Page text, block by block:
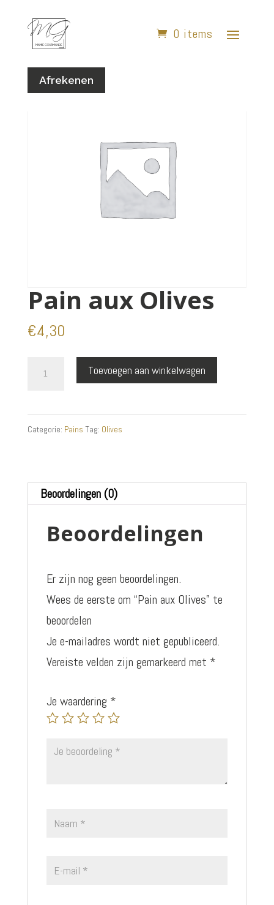
0 items
Afrekenen
Home/Pains
Pain aux Olives
€4,30
Pain
aantal
Toevoegen aan winkelwagen
Categorie: Pains Tag: Olives
Beoordelingen (0)
Beoordelingen
Er zijn nog geen beoordelingen.
Wees de eerste om “Pain aux Olives” te
beoordelen
Je e-mailadres wordt niet gepubliceerd.
Vereiste velden zijn gemarkeerd met *
Je waardering *